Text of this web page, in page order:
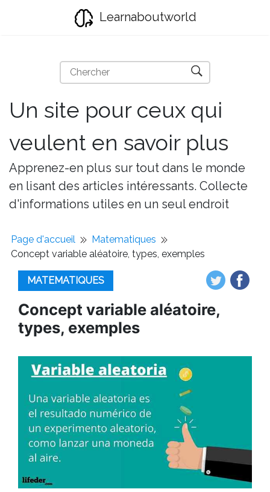
Learnaboutworld
Un site pour ceux qui
veulent en savoir plus
Apprenez-en plus sur tout dans le monde
en lisant des articles intéressants. Collecte
d'informations utiles en un seul endroit
Page d'accueil
Matematiques
Concept variable aléatoire, types, exemples
MATEMATIQUES
Concept variable aléatoire,
types, exemples